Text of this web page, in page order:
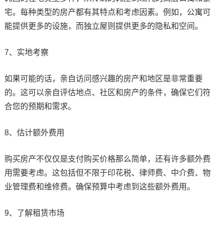
宅。每种类型的房产都有其特点和考虑因素。例如，公寓可
能提供更多的设施，而独立屋则提供更多的隐私和空间。
7、实地考察
如果可能的话，亲自访问感兴趣的房产和地区是非常重要
的。这可以亲自评估地点、社区和房产的条件，确保它们符
合您的预期和需求。
8、估计额外费用
购买房产不仅仅是支付购买价格那么简单，还有许多额外费
用需要考虑。这包括但不限于印花税、律师费、中介费、物
业管理费和维修费。确保预算中考虑到这些额外费用。
9、了解租赁市场